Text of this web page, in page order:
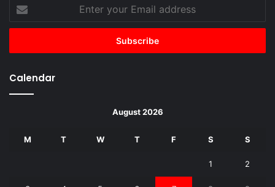
your
Email
Calendar
August 2026
M T W T F S S
1 2